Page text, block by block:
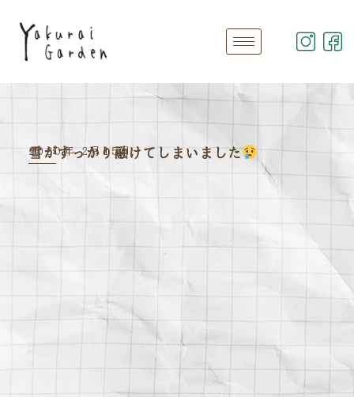
2020年 2月15日
雪がすっかり融けてしまいました